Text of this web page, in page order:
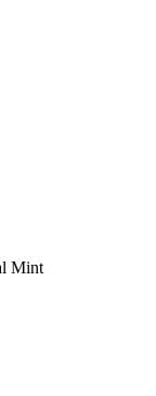
Mint